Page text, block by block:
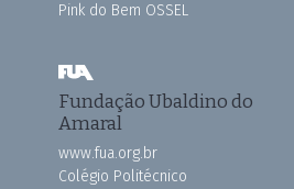
Pink do Bem OSSEL
Fundação Ubaldino do
Amaral
www.fua.org.br
Colégio Politécnico